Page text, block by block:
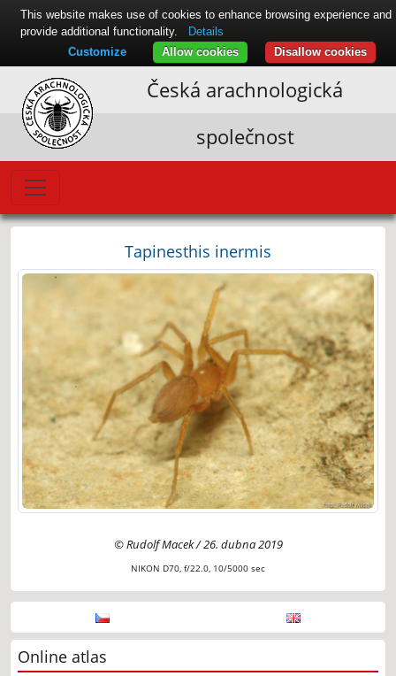
Česká arachnologická
společnost
Tapinesthis inermis
© Rudolf Macek / 26. dubna 2019
NIKON D70, f/22.0, 10/5000 sec
Online atlas
This website makes use of cookies to enhance browsing experience and
provide additional functionality.
Details
Disallow cookies
Allow cookies
Customize